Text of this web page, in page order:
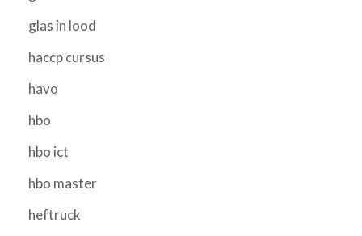
glas in lood
haccp cursus
havo
hbo
hbo ict
hbo master
heftruck